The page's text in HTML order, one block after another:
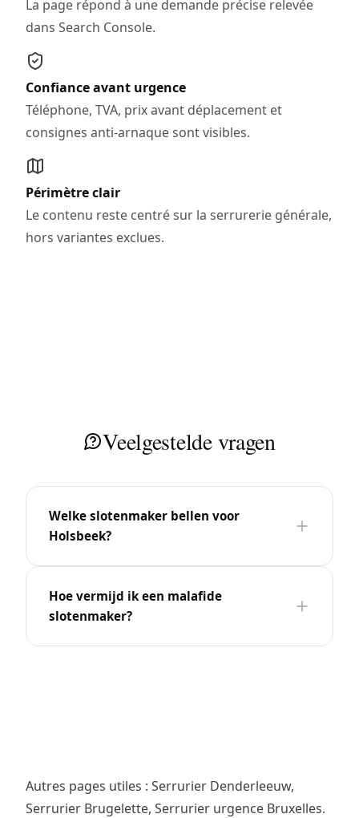
La page répond à une demande précise relevée
dans Search Console.
Confiance avant urgence
Téléphone, TVA, prix avant déplacement et
consignes anti-arnaque sont visibles.
Périmètre clair
Le contenu reste centré sur la serrurerie générale,
hors variantes exclues.
Veelgestelde vragen
Welke slotenmaker bellen voor
Holsbeek?
Hoe vermijd ik een malafide
slotenmaker?
Autres pages utiles : Serrurier Denderleeuw,
Serrurier Brugelette, Serrurier urgence Bruxelles.